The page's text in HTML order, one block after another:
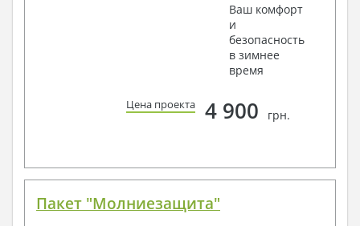
Ваш комфорт
и
безопасность
в зимнее
время
Цена проекта 4 900 грн.
Пакет "Молниезащита"